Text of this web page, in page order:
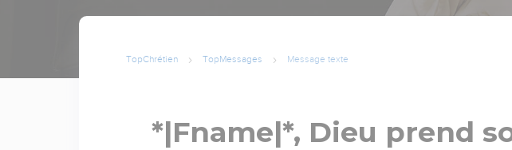
TopChrétien TopMessages Message texte
*|Fname|*, Dieu prend